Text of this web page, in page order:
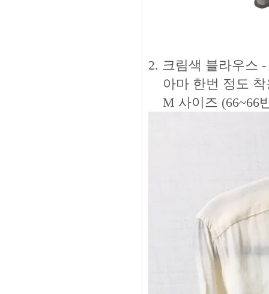
2. 크림색 블라우스 -
아마 한번 정도 착
M 사이즈 (66~66